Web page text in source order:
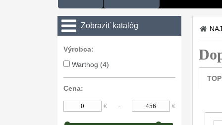
Zobraziť katalóg
Kuchyňské nôže
Zavírací nože
Špeciálne nože
Ostrenie nožov
Výrobca:
Warthog (4)
Cena:
€ - €
TOP